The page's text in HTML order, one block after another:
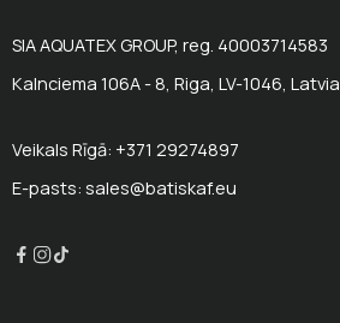
SIA AQUATEX GROUP, reg. 40003714583
Kalnciema 106A - 8, Riga, LV-1046, Latvia
Veikals Rīgā: +371 29274897
E-pasts: sales@batiskaf.eu